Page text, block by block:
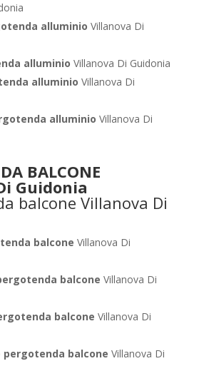
alluminio Villanova Di
alluminio Villanova Di Guidonia
alluminio Villanova Di
alluminio Villanova Di
BALCONE
Guidonia
balcone Villanova Di
balcone Villanova Di
balcone Villanova Di
pergotenda balcone Villanova Di